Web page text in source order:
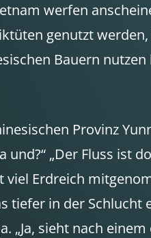
werfen
genutzt
Bauern
Provinz
und?“ „Der Fluss ist
viel Erdreich
tiefer in der Schlucht
„Ja, sieht nach